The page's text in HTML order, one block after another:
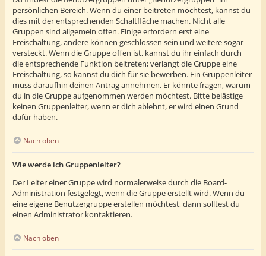
persönlichen Bereich. Wenn du einer beitreten möchtest, kannst du
dies mit der entsprechenden Schaltfläche machen. Nicht alle
Gruppen sind allgemein offen. Einige erfordern erst eine
Freischaltung, andere können geschlossen sein und weitere sogar
versteckt. Wenn die Gruppe offen ist, kannst du ihr einfach durch
die entsprechende Funktion beitreten; verlangt die Gruppe eine
Freischaltung, so kannst du dich für sie bewerben. Ein Gruppenleiter
muss daraufhin deinen Antrag annehmen. Er könnte fragen, warum
du in die Gruppe aufgenommen werden möchtest. Bitte belästige
keinen Gruppenleiter, wenn er dich ablehnt, er wird einen Grund
dafür haben.
Nach oben
Wie werde ich Gruppenleiter?
Der Leiter einer Gruppe wird normalerweise durch die Board-
Administration festgelegt, wenn die Gruppe erstellt wird. Wenn du
eine eigene Benutzergruppe erstellen möchtest, dann solltest du
einen Administrator kontaktieren.
Nach oben